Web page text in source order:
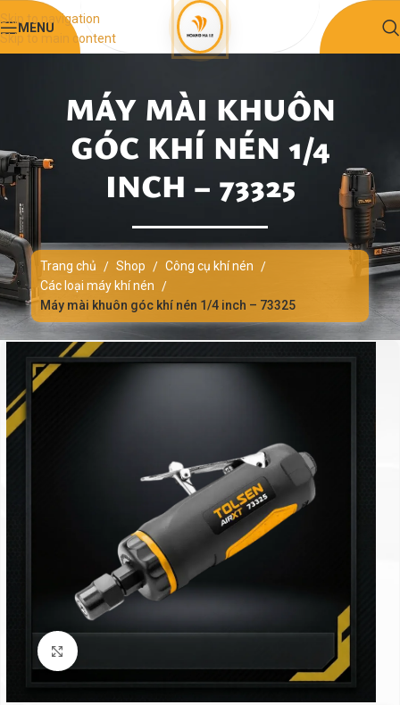
Skip to navigation
Skip to main content
MENU
MÁY MÀI KHUÔN
GÓC KHÍ NÉN 1/4
INCH – 73325
Trang chủ / Shop / Công cụ khí nén /
Các loại máy khí nén /
Máy mài khuôn góc khí nén 1/4 inch – 73325
Click to enlarge